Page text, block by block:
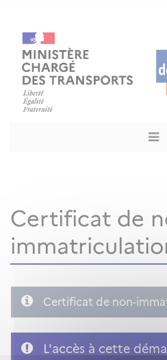
Certificat de
Certificat de non-
L'accès à cette